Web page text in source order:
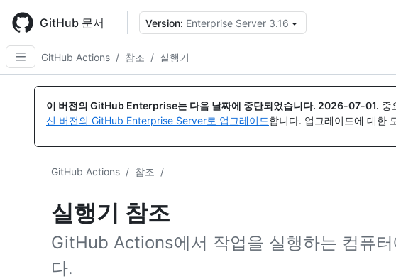
main
content
GitHub 문서 Version: Enterprise Server 3.16
GitHub Actions / 참조 / 실행기
이 버전의 GitHub Enterprise는 다음 날짜에 중단되었습니다. 2026-07-01. 중
신 버전의 GitHub Enterprise Server로 업그레이드합니다. 업그레이드에 대한
GitHub Actions / 참조 /
실행기 참조
GitHub Actions에서 작업을 실행하는 컴퓨
다.